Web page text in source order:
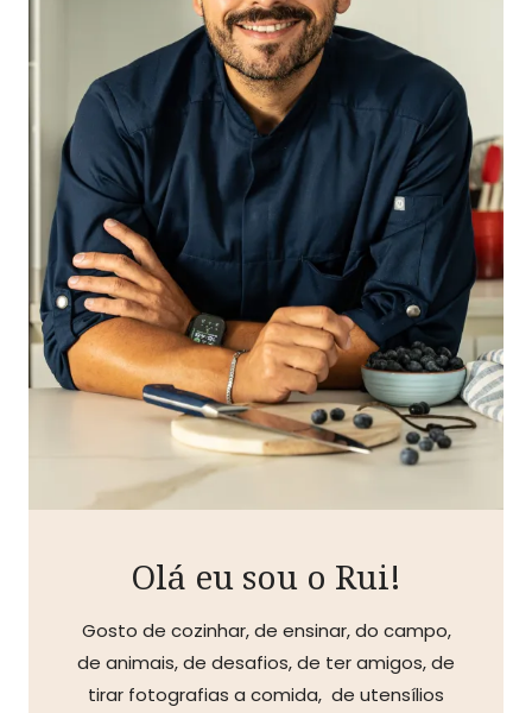
Olá eu sou o Rui!
Gosto de cozinhar, de ensinar, do campo,
de animais, de desafios, de ter amigos, de
tirar fotografias a comida, de utensílios